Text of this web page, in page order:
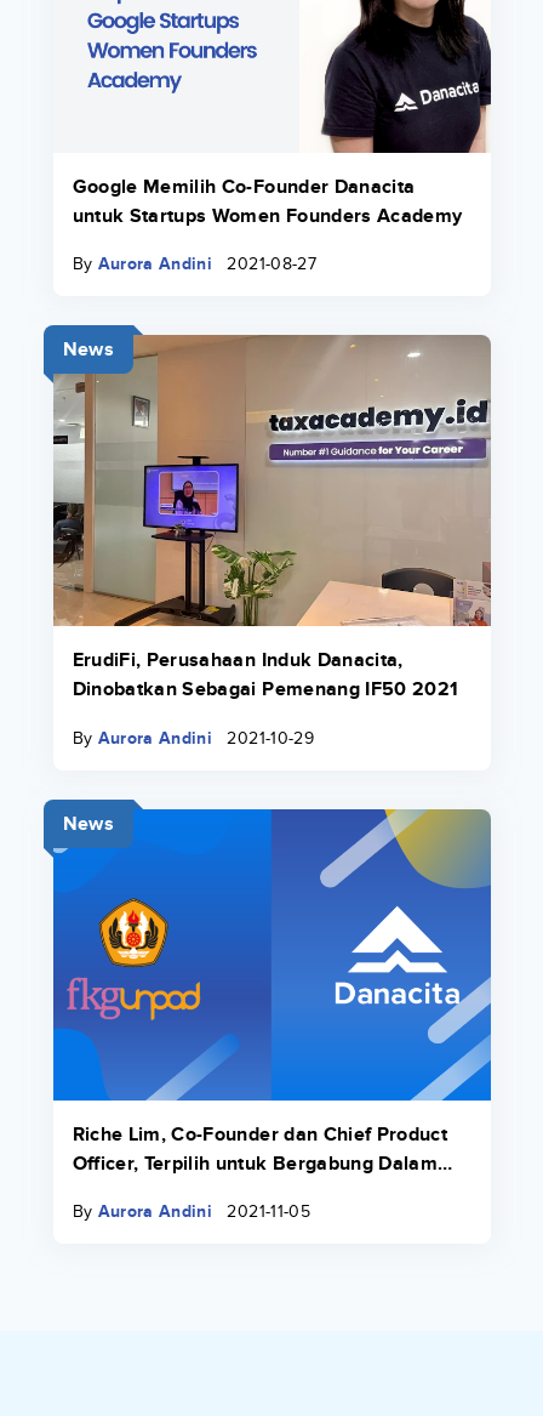
Google Memilih Co-Founder Danacita
untuk Startups Women Founders Academy
By Aurora Andini 2021-08-27
News
ErudiFi, Perusahaan Induk Danacita,
Dinobatkan Sebagai Pemenang IF50 2021
By Aurora Andini 2021-10-29
News
Riche Lim, Co-Founder dan Chief Product
Officer, Terpilih untuk Bergabung Dalam
By Aurora Andini 2021-11-05